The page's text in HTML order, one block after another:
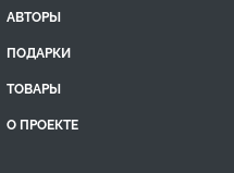
АВТОРЫ
ПОДАРКИ
ТОВАРЫ
О ПРОЕКТЕ